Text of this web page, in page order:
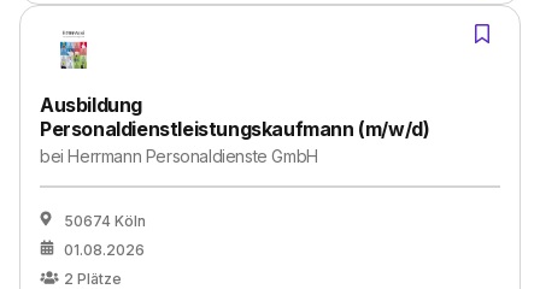
Ausbildung
Personaldienstleistungskaufmann (m/w/d)
beiHerrmann Personaldienste GmbH
50674 Köln
01.08.2026
2 Plätze